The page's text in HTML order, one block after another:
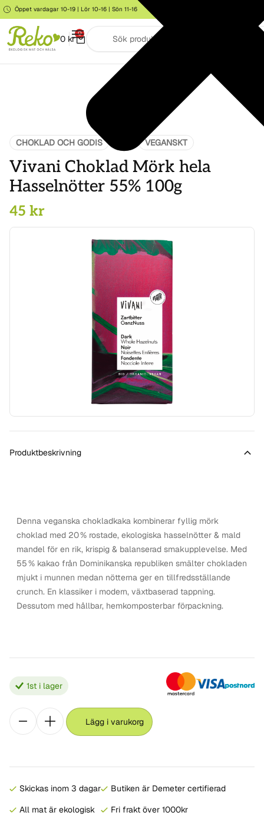
Öppet vardagar 10-19 | Lör 10-16 | Sön 11-16
0 kr
0
CHOKLAD OCH GODIS VEGANSKT
Vivani Choklad Mörk hela
Hasselnötter 55% 100g
45 kr
Produktbeskrivning
Denna veganska chokladkaka kombinerar fyllig mörk
choklad med 20 % rostade, ekologiska hasselnötter & mald
mandel för en rik, krispig & balanserad smakupplevelse. Med
55 % kakao från Dominikanska republiken smälter chokladen
mjukt i munnen medan nötterna ger en tillfredsställande
crunch. En klassiker i modern, växtbaserad tappning.
Dessutom med hållbar, hemkomposterbar förpackning.
1st i lager
Lägg i varukorg
Skickas inom 3 dagar
All mat är ekologisk
Butiken är Demeter certifierad
Fri frakt över 1000kr